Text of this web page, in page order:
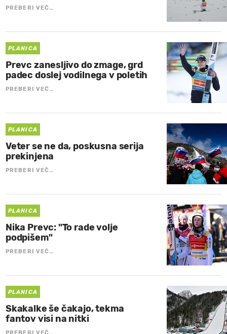
PREBERI VEČ…
PLANICA
Prevc zanesljivo do zmage, grd
padec doslej vodilnega v poletih
PREBERI VEČ…
PLANICA
Veter se ne da, poskusna serija
prekinjena
PREBERI VEČ…
PLANICA
Nika Prevc: "To rade volje
podpišem"
PREBERI VEČ…
PLANICA
Skakalke še čakajo, tekma
fantov visi na nitki